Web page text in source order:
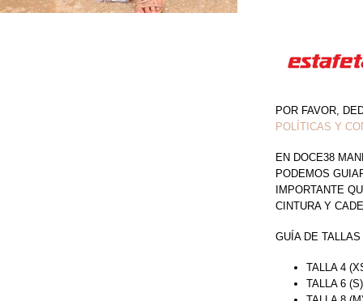
POR FAVOR,
POLÍTICAS Y
EN DOCE38
PODEMOS
IMPORTANTE
CINTURA Y
GUÍA DE TALLAS
TALLA 4
TALLA 6